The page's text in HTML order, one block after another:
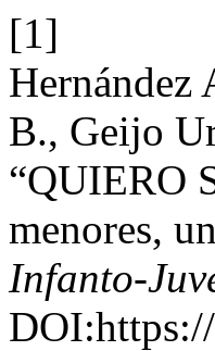
[1]
Hernández
B., Geijo
“QUIERO
menores,
Infanto-